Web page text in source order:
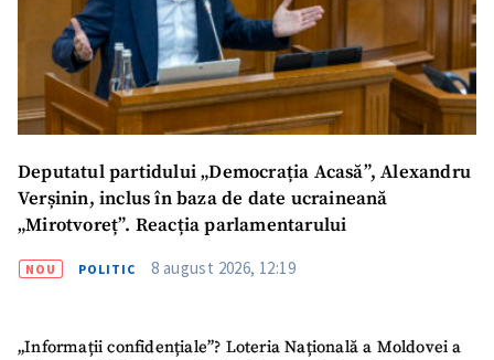
Deputatul partidului „Democrația Acasă”, Alexandru
Verșinin, inclus în baza de date ucraineană
„Mirotvoreț”. Reacția parlamentarului
NOU POLITIC 8 august 2026, 12:19
„Informații confidențiale”? Loteria Națională a Moldovei a